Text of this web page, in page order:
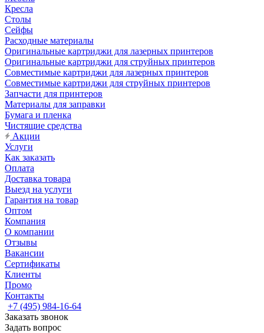
Кресла
Столы
Сейфы
Расходные материалы
Оригинальные картриджи для лазерных принтеров
Оригинальные картриджи для струйных принтеров
Совместимые картриджи для лазерных принтеров
Совместимые картриджи для струйных принтеров
Запчасти для принтеров
Материалы для заправки
Бумага и пленка
Чистящие средства
Акции
Услуги
Как заказать
Оплата
Доставка товара
Выезд на услуги
Гарантия на товар
Оптом
Компания
О компании
Отзывы
Вакансии
Сертификаты
Клиенты
Промо
Контакты
+7 (495) 984-16-64
Заказать звонок
Задать вопрос